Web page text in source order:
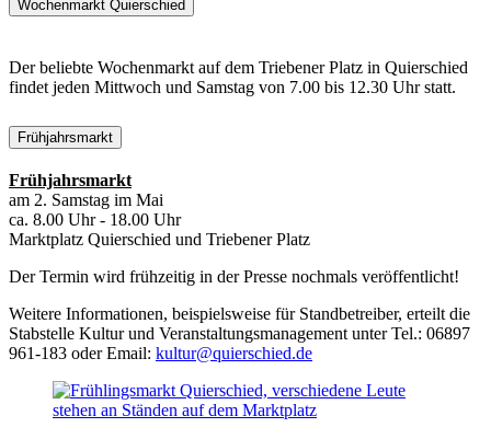
Wochenmarkt Quierschied
Der beliebte Wochenmarkt auf dem Triebener Platz in Quierschied
findet jeden Mittwoch und Samstag von 7.00 bis 12.30 Uhr statt.
Frühjahrsmarkt
Frühjahrsmarkt
am 2. Samstag im Mai
ca. 8.00 Uhr - 18.00 Uhr
Marktplatz Quierschied und Triebener Platz
Der Termin wird frühzeitig in der Presse nochmals veröffentlicht!
Weitere Informationen, beispielsweise für Standbetreiber, erteilt die
Stabstelle Kultur und Veranstaltungsmanagement unter Tel.: 06897
961-183 oder Email: kultur@quierschied.de